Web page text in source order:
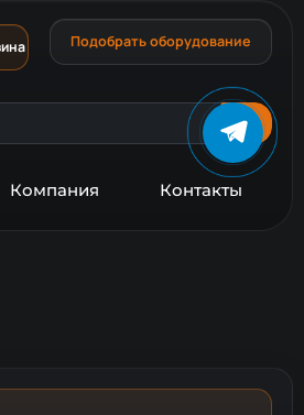
Подобрать оборудование
Компания Контакты